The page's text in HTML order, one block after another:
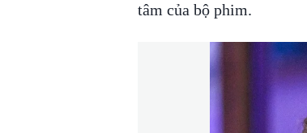
tâm của bộ phim.